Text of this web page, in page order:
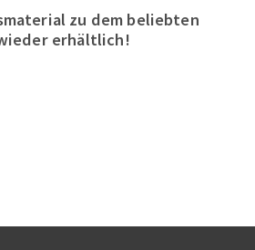
zu dem beliebten
erhältlich!